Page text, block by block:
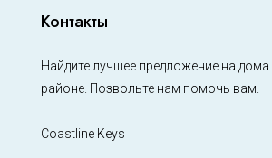
Контакты
Найдите лучшее предложение на
районе. Позвольте нам помочь вам.
Coastline Keys